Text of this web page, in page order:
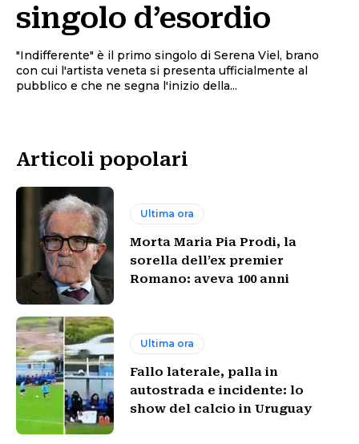
singolo d’esordio
"Indifferente" è il primo singolo di Serena Viel, brano
con cui l'artista veneta si presenta ufficialmente al
pubblico e che ne segna l'inizio della...
Articoli popolari
Ultima ora
Morta Maria Pia Prodi, la
sorella dell’ex premier
Romano: aveva 100 anni
Ultima ora
Fallo laterale, palla in
autostrada e incidente: lo
show del calcio in Uruguay